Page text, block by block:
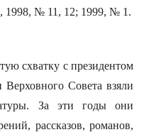
1998, № 11, 12; 1999, № 1.
схватку с президентом
Верховного Совета взяли
За эти годы они
рассказов, романов,